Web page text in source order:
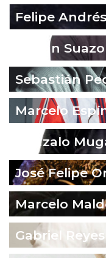
Felipe
Fabián Suazo
Sebastián
Marcelo
Gonzalo
José Felipe
Marcelo
Gabriel